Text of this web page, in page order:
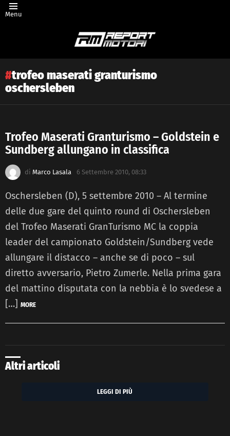
Menu
trofeo maserati granturismo
oschersleben
Latest
story
Trofeo Maserati Granturismo – Goldstein e
Sundberg allungano in classifica
di Marco Lasala 6 Settembre 2010, 08:33
Oschersleben (D), 5 settembre 2010 – Al termine
delle due gare del quinto round di Oschersleben
del Trofeo Maserati GranTurismo MC la coppia
leader del campionato Goldstein/Sundberg vede
allungare il distacco – anche se di poco – sul
diretto avversario, Pietro Zumerle. Nella prima gara
del mattino disputata con la nebbia è lo svedese a
[…] MORE
Altri articoli
LEGGI DI PIÙ